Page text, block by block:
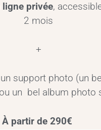
ligne privée,
2 mois
+
support photo (un
un bel album photo
À partir de 290€